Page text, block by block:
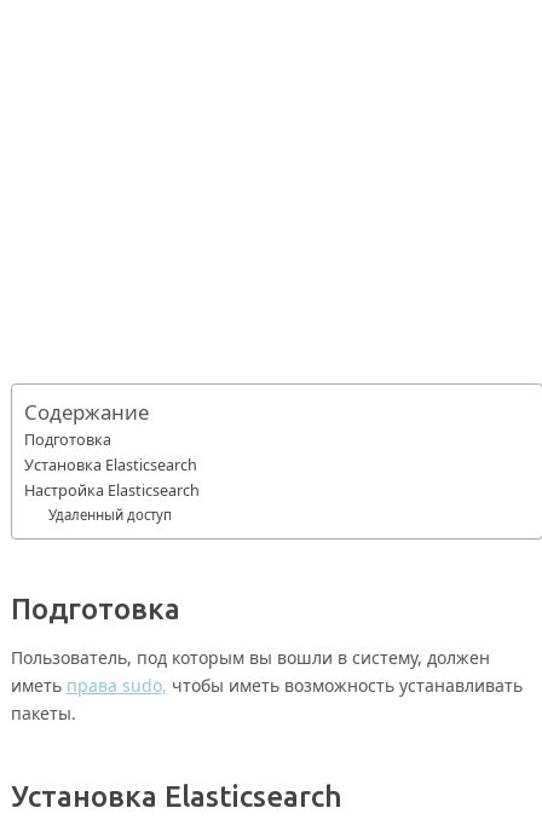
Содержание
Подготовка
Установка Elasticsearch
Настройка Elasticsearch
Удаленный доступ
Подготовка
Пользователь, под которым вы вошли в систему, должен
иметь права sudo, чтобы иметь возможность устанавливать
пакеты.
Установка Elasticsearch